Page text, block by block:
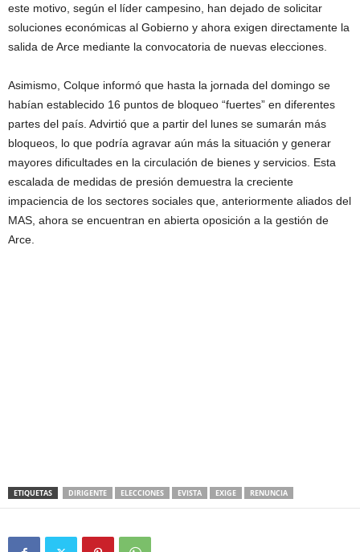
este motivo, según el líder campesino, han dejado de solicitar
soluciones económicas al Gobierno y ahora exigen directamente la
salida de Arce mediante la convocatoria de nuevas elecciones.
Asimismo, Colque informó que hasta la jornada del domingo se
habían establecido 16 puntos de bloqueo “fuertes” en diferentes
partes del país. Advirtió que a partir del lunes se sumarán más
bloqueos, lo que podría agravar aún más la situación y generar
mayores dificultades en la circulación de bienes y servicios. Esta
escalada de medidas de presión demuestra la creciente
impaciencia de los sectores sociales que, anteriormente aliados del
MAS, ahora se encuentran en abierta oposición a la gestión de
Arce.
ETIQUETAS DIRIGENTE ELECCIONES EVISTA EXIGE RENUNCIA